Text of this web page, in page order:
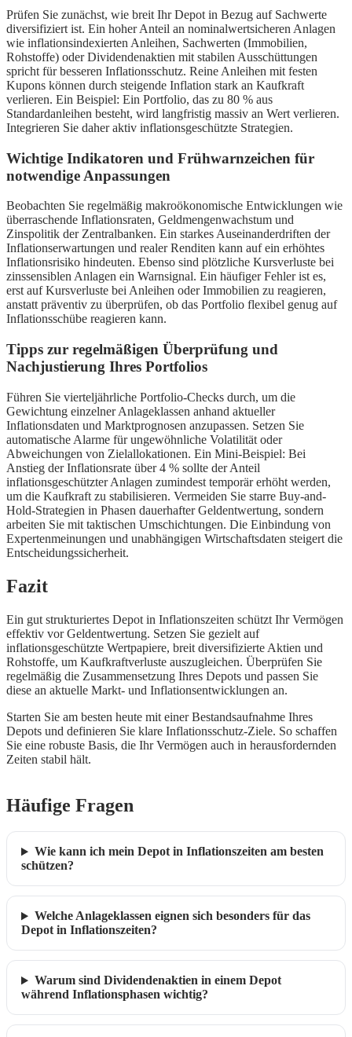
Prüfen Sie zunächst, wie breit Ihr Depot in Bezug auf Sachwerte
diversifiziert ist. Ein hoher Anteil an nominalwertsicheren Anlagen
wie inflationsindexierten Anleihen, Sachwerten (Immobilien,
Rohstoffe) oder Dividendenaktien mit stabilen Ausschüttungen
spricht für besseren Inflationsschutz. Reine Anleihen mit festen
Kupons können durch steigende Inflation stark an Kaufkraft
verlieren. Ein Beispiel: Ein Portfolio, das zu 80 % aus
Standardanleihen besteht, wird langfristig massiv an Wert verlieren.
Integrieren Sie daher aktiv inflationsgeschützte Strategien.
Wichtige Indikatoren und Frühwarnzeichen für
notwendige Anpassungen
Beobachten Sie regelmäßig makroökonomische Entwicklungen wie
überraschende Inflationsraten, Geldmengenwachstum und
Zinspolitik der Zentralbanken. Ein starkes Auseinanderdriften der
Inflationserwartungen und realer Renditen kann auf ein erhöhtes
Inflationsrisiko hindeuten. Ebenso sind plötzliche Kursverluste bei
zinssensiblen Anlagen ein Warnsignal. Ein häufiger Fehler ist es,
erst auf Kursverluste bei Anleihen oder Immobilien zu reagieren,
anstatt präventiv zu überprüfen, ob das Portfolio flexibel genug auf
Inflationsschübe reagieren kann.
Tipps zur regelmäßigen Überprüfung und
Nachjustierung Ihres Portfolios
Führen Sie vierteljährliche Portfolio-Checks durch, um die
Gewichtung einzelner Anlageklassen anhand aktueller
Inflationsdaten und Marktprognosen anzupassen. Setzen Sie
automatische Alarme für ungewöhnliche Volatilität oder
Abweichungen von Zielallokationen. Ein Mini-Beispiel: Bei
Anstieg der Inflationsrate über 4 % sollte der Anteil
inflationsgeschützter Anlagen zumindest temporär erhöht werden,
um die Kaufkraft zu stabilisieren. Vermeiden Sie starre Buy-and-
Hold-Strategien in Phasen dauerhafter Geldentwertung, sondern
arbeiten Sie mit taktischen Umschichtungen. Die Einbindung von
Expertenmeinungen und unabhängigen Wirtschaftsdaten steigert die
Entscheidungssicherheit.
Fazit
Ein gut strukturiertes Depot in Inflationszeiten schützt Ihr Vermögen
effektiv vor Geldentwertung. Setzen Sie gezielt auf
inflationsgeschützte Wertpapiere, breit diversifizierte Aktien und
Rohstoffe, um Kaufkraftverluste auszugleichen. Überprüfen Sie
regelmäßig die Zusammensetzung Ihres Depots und passen Sie
diese an aktuelle Markt- und Inflationsentwicklungen an.
Starten Sie am besten heute mit einer Bestandsaufnahme Ihres
Depots und definieren Sie klare Inflationsschutz-Ziele. So schaffen
Sie eine robuste Basis, die Ihr Vermögen auch in herausfordernden
Zeiten stabil hält.
Häufige Fragen
Wie kann ich mein Depot in Inflationszeiten am besten
schützen?
Welche Anlageklassen eignen sich besonders für das
Depot in Inflationszeiten?
Warum sind Dividendenaktien in einem Depot
während Inflationsphasen wichtig?